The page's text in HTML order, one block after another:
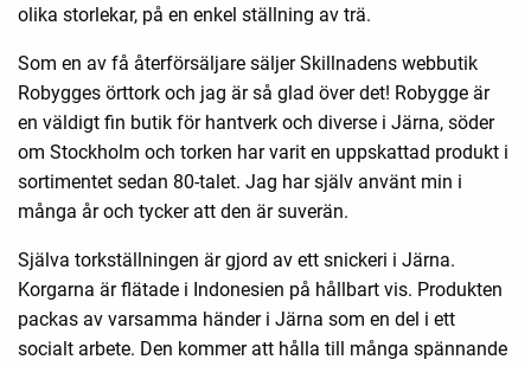
olika storlekar, på en enkel ställning av trä.
Som en av få återförsäljare säljer Skillnadens webbutik
Robygges örttork och jag är så glad över det! Robygge är
en väldigt fin butik för hantverk och diverse i Järna, söder
om Stockholm och torken har varit en uppskattad produkt i
sortimentet sedan 80-talet. Jag har själv använt min i
många år och tycker att den är suverän.
Själva torkställningen är gjord av ett snickeri i Järna.
Korgarna är flätade i Indonesien på hållbart vis. Produkten
packas av varsamma händer i Järna som en del i ett
socialt arbete. Den kommer att hålla till många spännande